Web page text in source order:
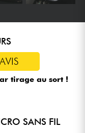
tirage au sort !
SANS FIL